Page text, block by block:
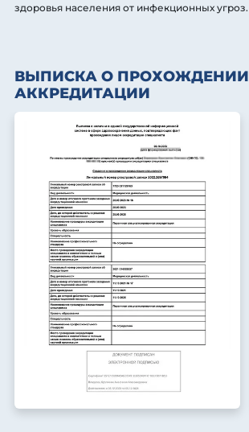
здоровья населения от инфекционных угроз.
ВЫПИСКА О ПРОХОЖДЕНИИ
АККРЕДИТАЦИИ